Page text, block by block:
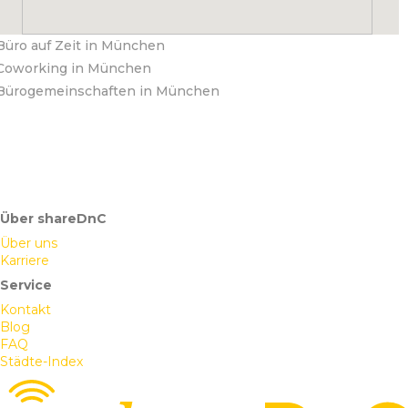
auf Zeit in München
in München
in München
Über shareDnC
Über uns
Karriere
Service
Kontakt
Blog
FAQ
Städte-Index